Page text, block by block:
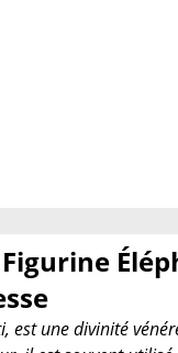
est une divinité